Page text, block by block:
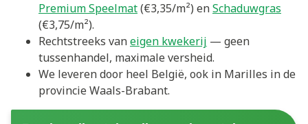
Premium Speelmat(€3,35/m²) enSchaduwgras
(€3,75/m²).
Rechtstreeks vaneigen kwekerij — geen
tussenhandel, maximale versheid.
We leveren door heel België, ook in Marilles in de
provincie Waals-Brabant.